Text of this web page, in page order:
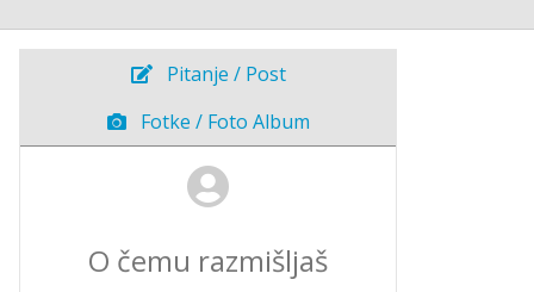
Pitanje / Post
Fotke / Foto Album